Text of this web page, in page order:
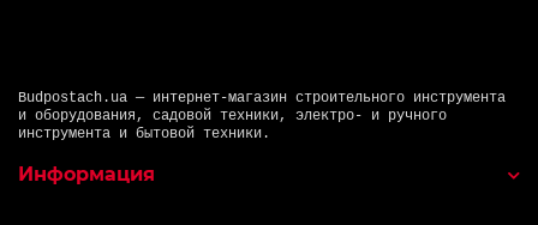
Budpostach.ua — интернет-магазин строительного инструмента
и оборудования, садовой техники, электро- и ручного
инструмента и бытовой техники.
Информация